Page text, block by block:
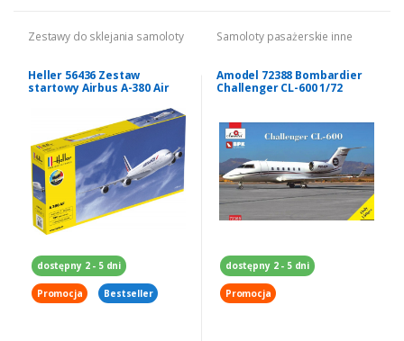
Zestawy do sklejania samoloty
Heller 56436 Zestaw
startowy Airbus A-380 Air
dostępny 2 - 5 dni
Promocja Bestseller
Samoloty pasażerskie inne
Amodel 72388 Bombardier
Challenger CL-600 1/72
dostępny 2 - 5 dni
Promocja